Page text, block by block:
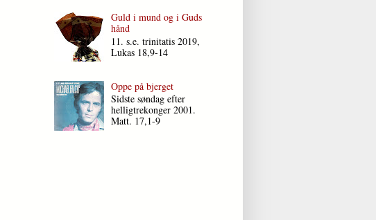
Guld i mund og i Guds
hånd
11. s.e. trinitatis 2019,
Lukas 18,9-14
Oppe på bjerget
Sidste søndag efter
helligtrekonger 2001.
Matt. 17,1-9